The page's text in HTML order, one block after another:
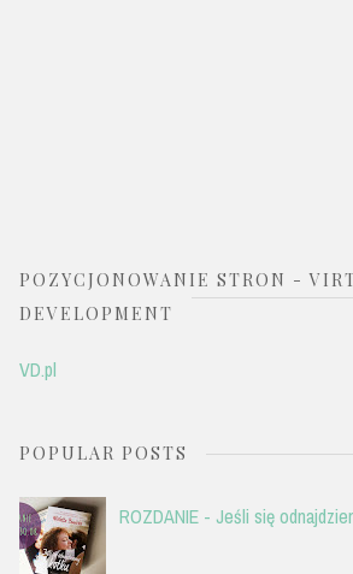
POZYCJONOWANIE STRON -
DEVELOPMENT
VD.pl
POPULAR POSTS
ROZDANIE - Jeśli się